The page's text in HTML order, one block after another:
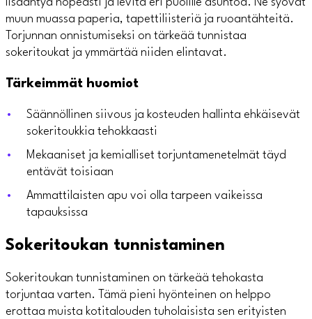
lisääntyä nopeasti ja levitä eri puolille asuntoa. Ne syövät
muun muassa paperia, tapettiliisteriä ja ruoantähteitä.
Torjunnan onnistumiseksi on tärkeää tunnistaa
sokeritoukat ja ymmärtää niiden elintavat.
Tärkeimmät huomiot
Säännöllinen siivous ja kosteuden hallinta ehkäisevät
sokeritoukkia tehokkaasti
Mekaaniset ja kemialliset torjuntamenetelmät täyd
entävät toisiaan
Ammattilaisten apu voi olla tarpeen vaikeissa
tapauksissa
Sokeritoukan tunnistaminen
Sokeritoukan tunnistaminen on tärkeää tehokasta
torjuntaa varten. Tämä pieni hyönteinen on helppo
erottaa muista kotitalouden tuholaisista sen erityisten